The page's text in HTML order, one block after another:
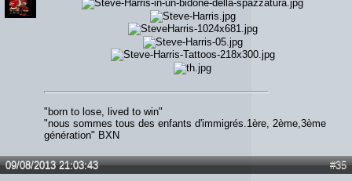
"born to lose, lived to win"
"nous sommes tous des enfants d'immigrés.1ère, 2ème,3ème
génération" BXN
#35
09/08/2013 21:03:43